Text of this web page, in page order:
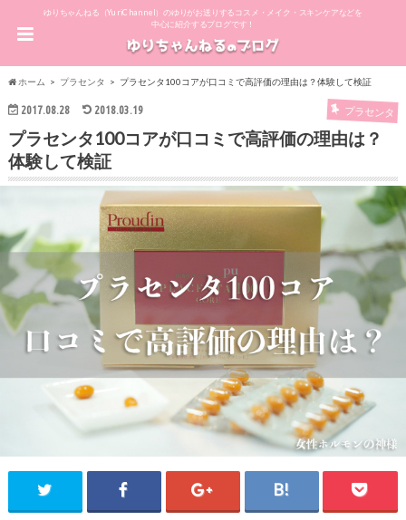
ゆりちゃんねる（YuriChannel）のゆりがお送りするコスメ・メイク・スキンケアなどを
中心に紹介するブログです！
ホーム プラセンタ プラセンタ100コアが口コミで高評価の理由は？体験して検証
2017.08.28 2018.03.19 プラセンタ
プラセンタ100コアが口コミで高評価の理由は？
体験して検証